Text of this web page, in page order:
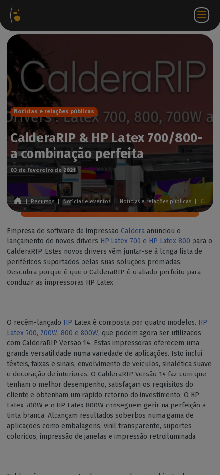
PT
Notícias e relações públicas
CalderaRIP & HP Latex 700/800-
a combinação perfeita
03 de fevereiro de 2021
Recursos Notícias e eventos Notícias e relações públicas CalderaRIP & HP Latex 700/800- a combinação perfeita
Empresa de software de impressão Caldera anunciou o
lançamento de novos drivers HP Latex 700 e HP Latex 800 para o
CalderaRIP. Estes novos drivers vêm juntar-se à longa lista de
periféricos suportados pelas suas soluções premiadas.
Descubra porque é que o CalderaRIP é o aliado perfeito para
conduzir as impressoras HP Latex .
O recém-lançado HP Latex é composta por quatro modelos. HP
Latex 700, 700W, 800 e 800W, que podem agora ser utilizados
com CalderaRIP Versão 14. Estas impressoras oferecem uma
grande versatilidade numa variedade de aplicações. Isto inclui
têxteis, faixas e sinais, envolvimento de veículos, sinalética suave
e decoração de interiores. O CalderaRIP Versão 14 faz com que
tenham o melhor desempenho, satisfaçam os requisitos do
cliente e obtenham um rápido retorno do investimento. O HP
Latex 700W e o HP Latex 800W conseguem gerir na perfeição a
tinta branca. Alcançam resultados soberbos numa gama de
aplicações como embalagens, vinil transparente, suportes
coloridos, impressão de janelas e impressão retroiluminada.